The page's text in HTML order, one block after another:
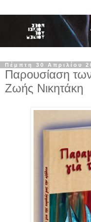
Πέμπτη 30 Απριλίου
Παρουσίαση
Ζωής Νικητάκη